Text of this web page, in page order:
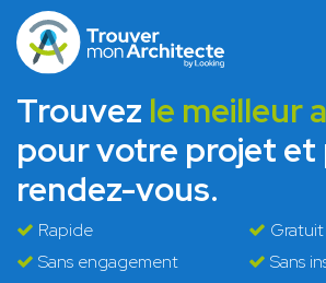
Trouvez le meilleur
pour votre projet et
rendez-vous.
Rapide
Gratuit
Sans engagement
Sans